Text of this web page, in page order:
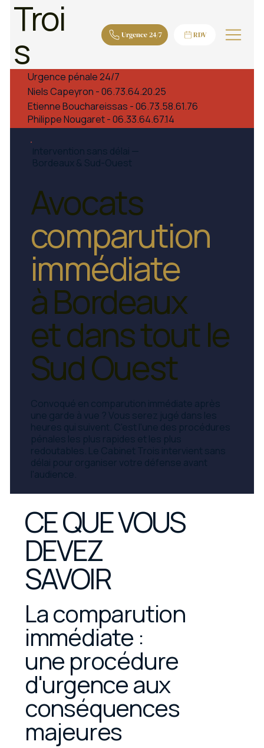
Troi
s Urgence 24/7 RDV
Intervention sans délai —
Bordeaux & Sud-Ouest
Avocats
comparution
immédiate
à Bordeaux
et dans tout le
Sud Ouest
Convoqué en comparution immédiate après
une garde à vue ? Vous serez jugé dans les
heures qui suivent. C'est l'une des procédures
pénales les plus rapides et les plus
redoutables. Le Cabinet Trois intervient sans
délai pour organiser votre défense avant
l'audience.
Urgence pénale 24/7
Philippe Nougaret - 06.33.64.67.14
Etienne Bouchareissas - 06.73.58.61.76
Niels Capeyron - 06.73.64.20.25
CE QUE VOUS
DEVEZ
SAVOIR
La comparution
immédiate :
une procédure
d'urgence aux
conséquences
majeures